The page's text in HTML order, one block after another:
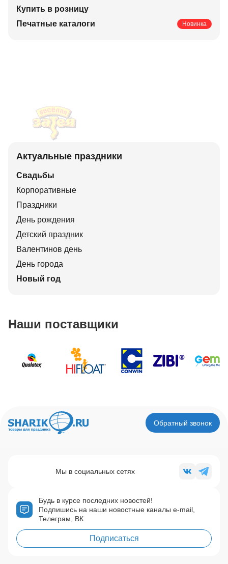
Купить в розницу
Печатные каталоги
Новинка
Актуальные праздники
Свадьбы
Корпоративные
Праздники
День рождения
Детский праздник
Валентинов день
День города
Новый год
Наши поставщики
Обратный звонок
Будь в курсе последних новостей!
Подпишись на наши новостные каналы e-mail,
Телеграм, ВК
Подписаться
Мы в социальных сетях